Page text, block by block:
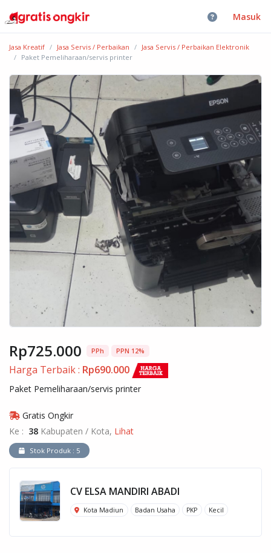
Masuk
Jasa Kreatif Jasa Servis / Perbaikan
Jasa Servis / Perbaikan Elektronik
Paket Pemeliharaan/servis printer
Rp725.000 PPh PPN 12%
Harga Terbaik : Rp690.000
Paket Pemeliharaan/servis printer
Gratis Ongkir
Ke : 38 Kabupaten / Kota, Lihat
Stok Produk : 5
CV ELSA MANDIRI ABADI
Kota Madiun Badan Usaha PKP Kecil